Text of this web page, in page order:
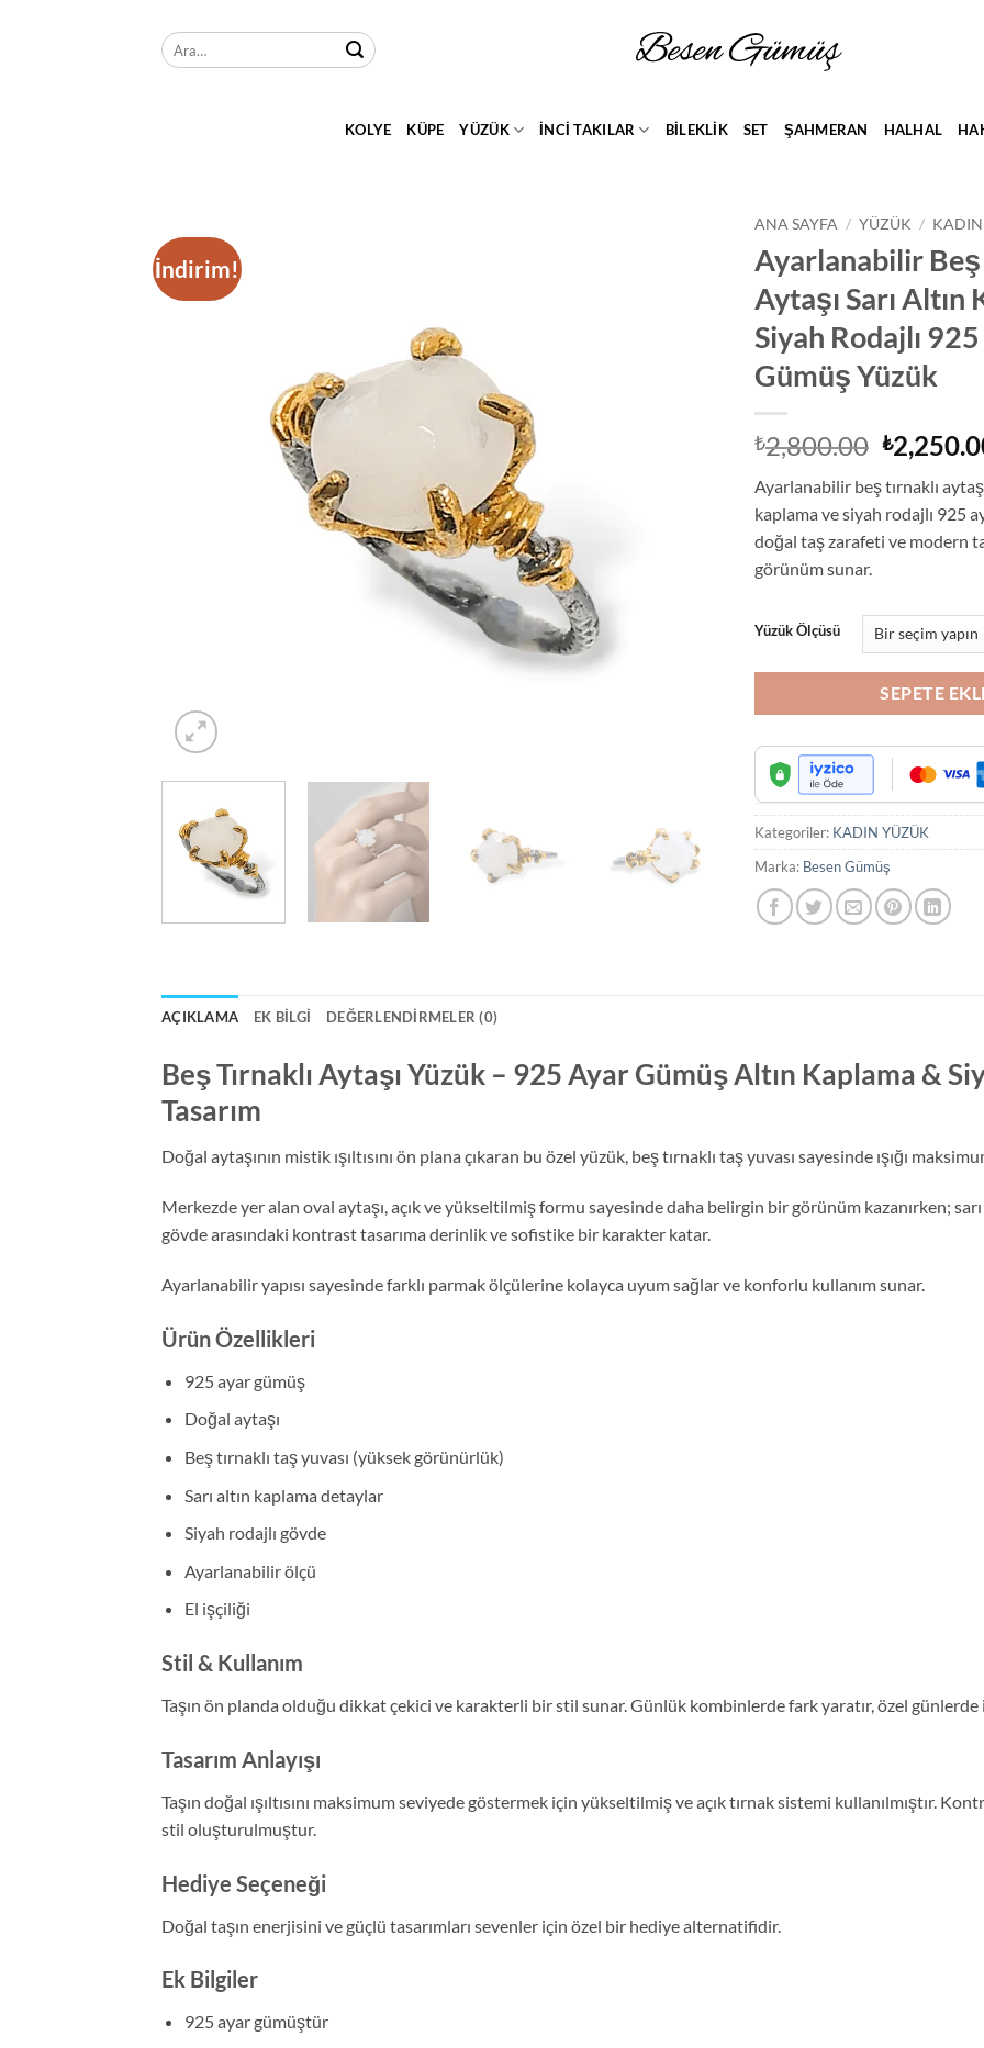
Ara:
KOLYE KÜPE YÜZÜK İNCİ TAKILAR BİLEKLİK SET ŞAHMERAN HALHAL
İndirim!
ANA SAYFA / YÜZÜK /
Ayarlanabilir Beş
Aytaşı Sarı Altın
Siyah Rodajlı
Gümüş Yüzük
₺2,800.00 Orijinal
fiyat:
₺
Ayarlanabilir beş tırnaklı
kaplama ve siyah rodajlı 925
doğal taş zarafeti ve modern
görünüm sunar.
Yüzük Ölçüsü
SEPETE
Kategoriler: KADIN YÜZÜK
Marka: Besen Gümüş
AÇIKLAMA EK BILGI DEĞERLENDIRMELER (0)
Beş Tırnaklı Aytaşı Yüzük – 925 Ayar Gümüş Altın Kaplama &
Tasarım
Doğal aytaşının mistik ışıltısını ön plana çıkaran bu özel yüzük, beş tırnaklı taş yuvası sayesinde ışığı
Merkezde yer alan oval aytaşı, açık ve yükseltilmiş formu sayesinde daha belirgin bir görünüm kazanırken;
gövde arasındaki kontrast tasarıma derinlik ve sofistike bir karakter katar.
Ayarlanabilir yapısı sayesinde farklı parmak ölçülerine kolayca uyum sağlar ve konforlu kullanım sunar.
Ürün Özellikleri
925 ayar gümüş
Doğal aytaşı
Beş tırnaklı taş yuvası (yüksek görünürlük)
Sarı altın kaplama detaylar
Siyah rodajlı gövde
Ayarlanabilir ölçü
El işçiliği
Stil & Kullanım
Taşın ön planda olduğu dikkat çekici ve karakterli bir stil sunar. Günlük kombinlerde fark yaratır, özel günlerde
Tasarım Anlayışı
Taşın doğal ışıltısını maksimum seviyede göstermek için yükseltilmiş ve açık tırnak sistemi kullanılmıştır.
stil oluşturulmuştur.
Hediye Seçeneği
Doğal taşın enerjisini ve güçlü tasarımları sevenler için özel bir hediye alternatifidir.
Ek Bilgiler
925 ayar gümüştür